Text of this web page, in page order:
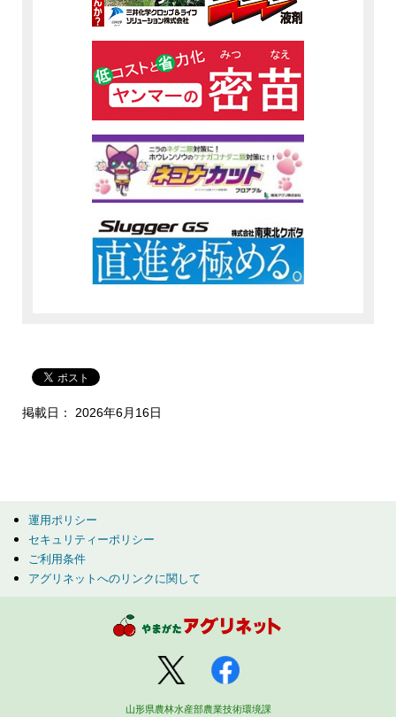
掲載日： 2026年6月16日
運用ポリシー
セキュリティーポリシー
ご利用条件
アグリネットへのリンクに関して
山形県農林水産部農業技術環境課